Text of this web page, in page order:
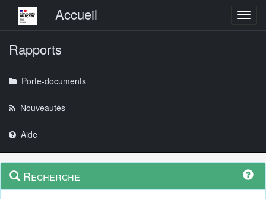
Menu principalAccueil
Rapports
Porte-documents
Nouveautés
Aide
Navigation
outils
Menu
contextuel
Recherche